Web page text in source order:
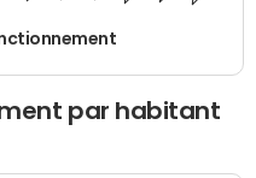
par habitant